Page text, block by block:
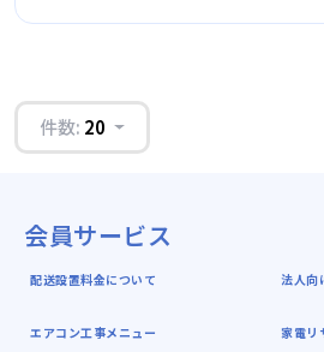
件数: 20
会員サービス
配送設置料金について
エアコン工事メニュー
法人向
家電リ